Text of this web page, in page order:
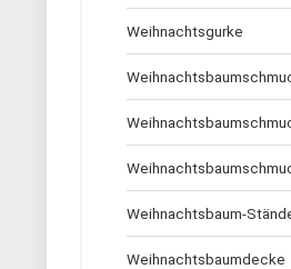
Weihnachtsgurke
Weihnachtsbaum-
Weihnachtsbaumdecke